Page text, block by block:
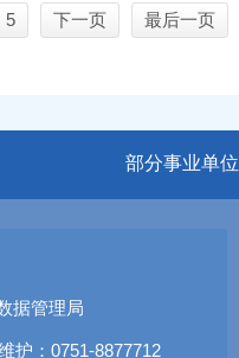
5 下一页 最后一页
部分事业单位
据管理局
护：0751-8877712